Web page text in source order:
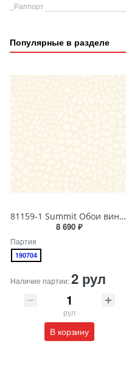
_Раппорт
Популярные в разделе
81159-1 Summit Обои виниловые на бумажной основе 1.06*15.5
8 690 ₽
Партия
190704
Наличие партии:2 рул
рул
В корзину